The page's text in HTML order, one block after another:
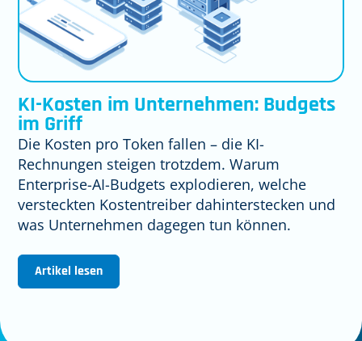
KI-Kosten im Unternehmen: Budgets
im Griff
Die Kosten pro Token fallen – die KI-
Rechnungen steigen trotzdem. Warum
Enterprise-AI-Budgets explodieren, welche
versteckten Kostentreiber dahinterstecken und
was Unternehmen dagegen tun können.
Artikel lesen